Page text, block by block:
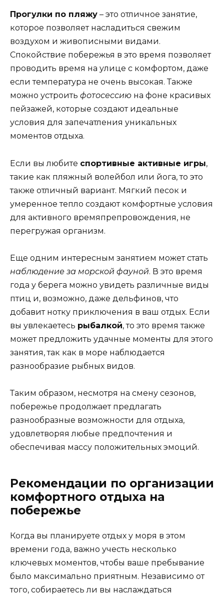
Прогулки по пляжу – это отличное занятие,
которое позволяет насладиться свежим
воздухом и живописными видами.
Спокойствие побережья в это время позволяет
проводить время на улице с комфортом, даже
если температура не очень высокая. Также
можно устроить фотосессию на фоне красивых
пейзажей, которые создают идеальные
условия для запечатления уникальных
моментов отдыха.
Если вы любите спортивные активные игры,
такие как пляжный волейбол или йога, то это
также отличный вариант. Мягкий песок и
умеренное тепло создают комфортные условия
для активного времяпрепровождения, не
перегружая организм.
Еще одним интересным занятием может стать
наблюдение за морской фауной. В это время
года у берега можно увидеть различные виды
птиц и, возможно, даже дельфинов, что
добавит нотку приключения в ваш отдых. Если
вы увлекаетесь рыбалкой, то это время также
может предложить удачные моменты для этого
занятия, так как в море наблюдается
разнообразие рыбных видов.
Таким образом, несмотря на смену сезонов,
побережье продолжает предлагать
разнообразные возможности для отдыха,
удовлетворяя любые предпочтения и
обеспечивая массу положительных эмоций.
Рекомендации по организации
комфортного отдыха на
побережье
Когда вы планируете отдых у моря в этом
времени года, важно учесть несколько
ключевых моментов, чтобы ваше пребывание
было максимально приятным. Независимо от
того, собираетесь ли вы наслаждаться